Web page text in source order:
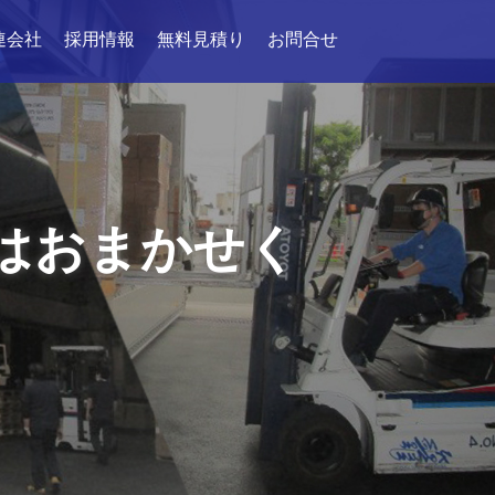
会社 採用情報 無料見積り お問合せ
おまかせく